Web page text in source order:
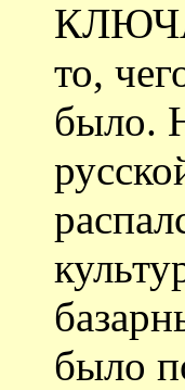
то,
было.
было